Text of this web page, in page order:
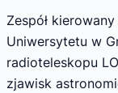
Zespół
Uniwersytetu w
radioteleskopu
zjawisk